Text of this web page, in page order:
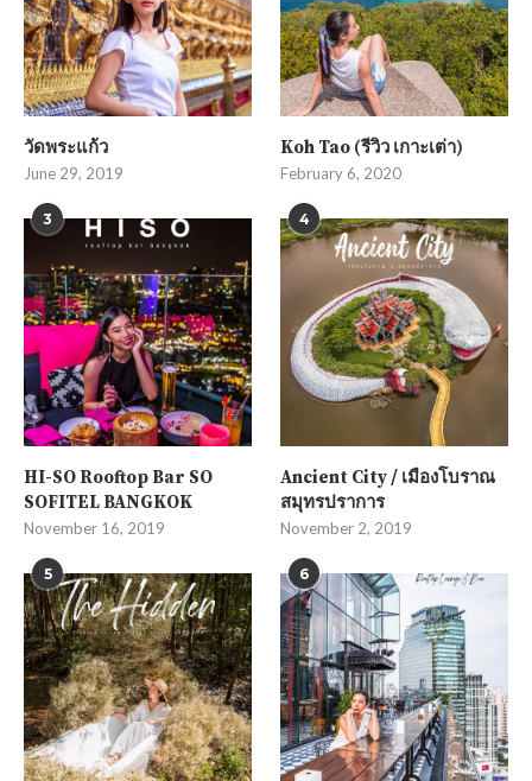
วัดพระแก้ว
June 29, 2019
Koh Tao (รีวิว เกาะเต่า)
February 6, 2020
3
HI-SO Rooftop Bar SO
SOFITEL BANGKOK
November 16, 2019
4
Ancient City / เมืองโบราณ
สมุทรปราการ
November 2, 2019
5 6